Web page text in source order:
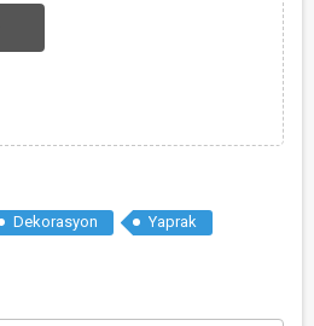
Dekorasyon
Yaprak